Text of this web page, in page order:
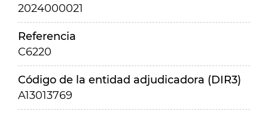
2024000021
Referencia
C6220
Código de la entidad adjudicadora (DIR3)
A13013769